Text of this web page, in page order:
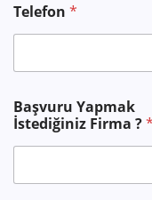
Telefon*
o
y
a
*
Başvuru Yapmak
İstediğiniz Firma ?*